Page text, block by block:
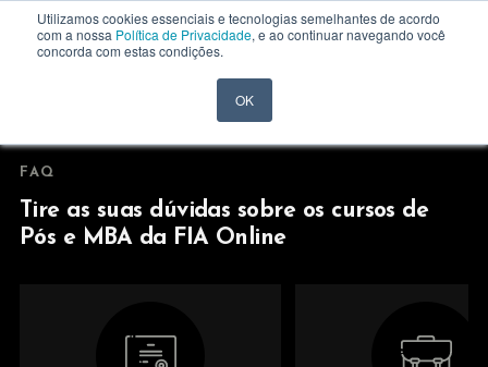
Utilizamos cookies essenciais e tecnologias semelhantes de acordo
com a nossa Política de Privacidade, e ao continuar navegando você
concorda com estas condições.
OK
FAQ
Tire as suas dúvidas sobre os cursos de
Pós e MBA da FIA Online